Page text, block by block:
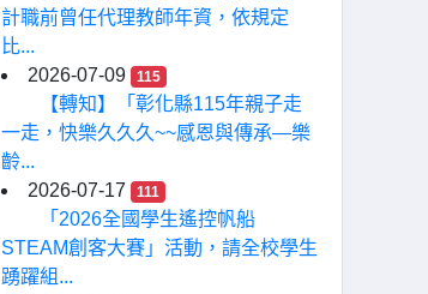
計職前曾任代理教師年資，依規定
比...
2026-07-09
115
【轉知】「彰化縣115年親子走
一走，快樂久久久~~感恩與傳承—樂
齡...
2026-07-17
111
「2026全國學生遙控帆船
STEAM創客大賽」活動，請全校學生
踴躍組...